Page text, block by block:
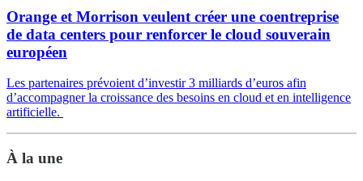
Orange et Morrison veulent créer une coentreprise
de data centers pour renforcer le cloud souverain
européen
Les partenaires prévoient d’investir 3 milliards d’euros afin
d’accompagner la croissance des besoins en cloud et en intelligence
artificielle.
À la une